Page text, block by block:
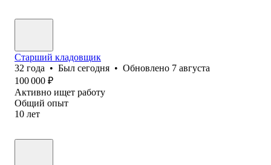
Старший кладовщик
32 года • Был сегодня • Обновлено 7 августа
100 000 ₽
Активно ищет работу
Общий опыт
10 лет